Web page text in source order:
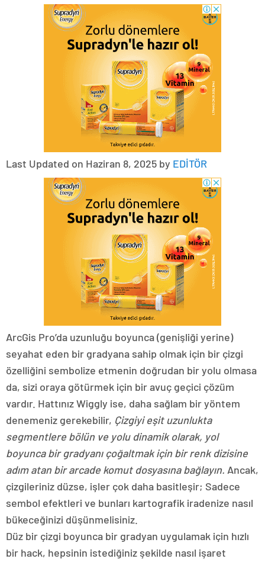
Last Updated on Haziran 8, 2025 by EDİTÖR
ArcGis Pro’da uzunluğu boyunca (genişliği yerine)
seyahat eden bir gradyana sahip olmak için bir çizgi
özelliğini sembolize etmenin doğrudan bir yolu olmasa
da, sizi oraya götürmek için bir avuç geçici çözüm
vardır. Hattınız Wiggly ise, daha sağlam bir yöntem
denemeniz gerekebilir, Çizgiyi eşit uzunlukta
segmentlere bölün ve yolu dinamik olarak, yol
boyunca bir gradyanı çoğaltmak için bir renk dizisine
adım atan bir arcade komut dosyasına bağlayın. Ancak,
çizgileriniz düzse, işler çok daha basitleşir; Sadece
sembol efektleri ve bunları kartografik iradenize nasıl
bükeceğinizi düşünmelisiniz.
Düz bir çizgi boyunca bir gradyan uygulamak için hızlı
bir hack, hepsinin istediğiniz şekilde nasıl işaret